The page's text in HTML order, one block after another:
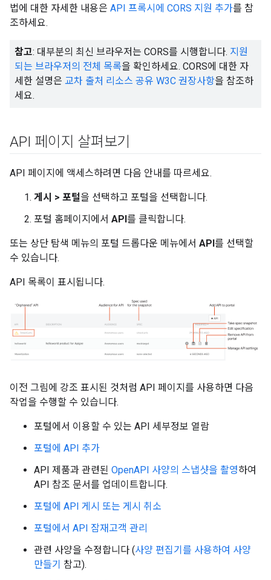
법에 대한 자세한 내용은 API 프록시에 CORS 지원 추가를 참
조하세요.
참고: 대부분의 최신 브라우저는 CORS를 시행합니다. 지원
되는 브라우저의 전체 목록을 확인하세요. CORS에 대한 자
세한 설명은 교차 출처 리소스 공유 W3C 권장사항을 참조하
세요.
API 페이지 살펴보기
API 페이지에 액세스하려면 다음 안내를 따르세요.
게시 > 포털을 선택하고 포털을 선택합니다.
포털 홈페이지에서 API를 클릭합니다.
또는 상단 탐색 메뉴의 포털 드롭다운 메뉴에서 API를 선택할
수 있습니다.
API 목록이 표시됩니다.
이전 그림에 강조 표시된 것처럼 API 페이지를 사용하면 다음
작업을 수행할 수 있습니다.
포털에서 이용할 수 있는 API 세부정보 열람
포털에 API 추가
API 제품과 관련된 OpenAPI 사양의 스냅샷을 촬영하여
API 참조 문서를 업데이트합니다.
포털에 API 게시 또는 게시 취소
포털에서 API 잠재고객 관리
관련 사양을 수정합니다 (사양 편집기를 사용하여 사양
만들기 참고).